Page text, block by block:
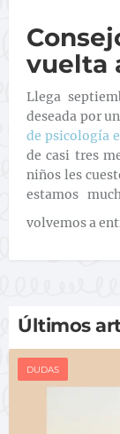
vuelta
Llega
deseada por
de psicología
de casi tres
niños les
estamos
volvemos a
Últimos
DUDAS